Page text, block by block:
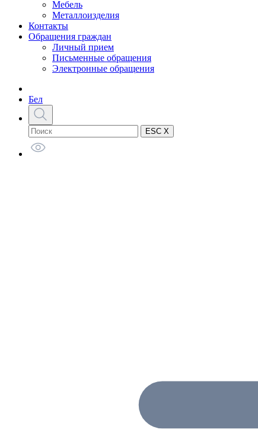
Мебель
Металлоизделия
Контакты
Обращения граждан
Личный прием
Письменные обращения
Электронные обращения
Бел
ESC X